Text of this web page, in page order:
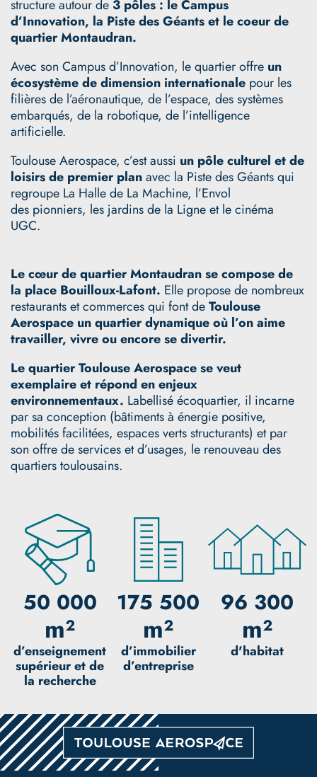
structure autour de 3 pôles : le Campus
d’Innovation, la Piste des Géants et le coeur de
quartier Montaudran.
Avec son Campus d’Innovation, le quartier offre un
écosystème de dimension internationale pour les
filières de l’aéronautique, de l’espace, des systèmes
embarqués, de la robotique, de l’intelligence
artificielle.
Toulouse Aerospace, c’est aussi un pôle culturel et de
loisirs de premier planavec la Piste des Géants qui
regroupe La Halle de La Machine, l’Envol
des pionniers, les jardins de la Ligne et le cinéma
UGC.
Le cœur de quartier Montaudran se compose de
la place Bouilloux-Lafont. Elle propose de nombreux
restaurants et commerces qui font deToulouse
Aerospace un quartier dynamique où l’on aime
travailler, vivre ou encore se divertir.
Le quartier Toulouse Aerospace se veut
exemplaire et répond en enjeux
environnementaux. Labellisé écoquartier, il incarne
par sa conception (bâtiments à énergie positive,
mobilités facilitées, espaces verts structurants) et par
son offre de services et d’usages, le renouveau des
quartiers toulousains.
50 000
m²
d’enseignement
supérieur et de
la recherche
175 500
m²
d’immobilier
d’entreprise
96 300
m²
d'habitat